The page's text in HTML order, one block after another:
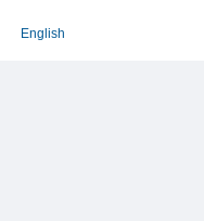
English